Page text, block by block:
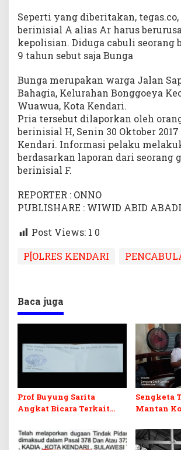
Seperti yang diberitakan,
berinisial A alias Ar harus
kepolisian. Diduga cabuli seorang
9 tahun sebut saja Bunga
Bunga merupakan warga Jalan
Bahagia, Kelurahan Bonggoeya
Wuawua, Kota Kendari.
Pria tersebut dilaporkan oleh
berinisial H, Senin 30 Oktober
Kendari. Informasi pelaku
berdasarkan laporan dari seorang
berinisial F.
REPORTER : ONNO
PUBLISHARE : WIWID ABID ABADI
Post Views: 1 0
P[OLRES KENDARI
Baca juga
Prof Buyung Sarita
Angkat Bicara Terkait
Kanada Ditagih Utang
Rp3,6 Miliar
Sengketa
Mantan
Warisan
Pemerasan